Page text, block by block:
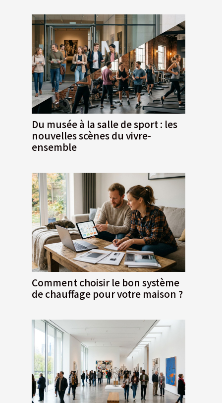
Du musée à la salle de sport : les
nouvelles scènes du vivre-
ensemble
Comment choisir le bon système
de chauffage pour votre maison ?